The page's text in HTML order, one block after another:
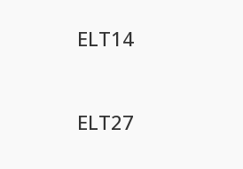
ELT14
ELT27